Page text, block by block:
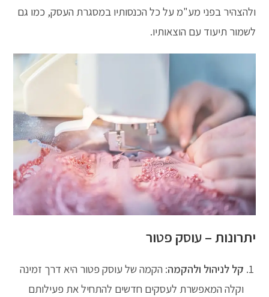
ולהצהיר בפני מע"מ על כל הכנסותיו במסגרת העסק, כמו גם
לשמור תיעוד עם הוצאותיו.
יתרונות – עוסק פטור
קל לניהול ולהקמה: הקמה של עוסק פטור היא דרך זמינה
וקלה המאפשרת לעסקים חדשים להתחיל את פעילותם